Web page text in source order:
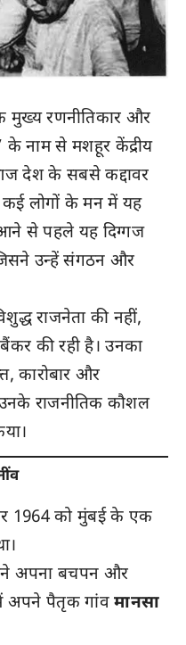
के मुख्य रणनीतिकार और
नाम से मशहूर केंद्रीय
देश के सबसे कद्दावर
कई लोगों के मन में यह
से पहले यह दिग्गज
उन्हें संगठन और
राजनेता की नहीं,
की रही है। उनका
कारोबार और
राजनीतिक कौशल
1964 को मुंबई के एक
अपना बचपन और
अपने पैतृक गांवमानसा